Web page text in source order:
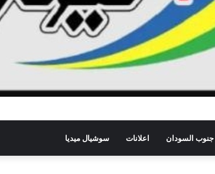
جنوب السودان اعلانات سوشيال ميديا